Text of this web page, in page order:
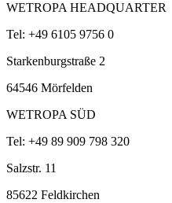
WETROPA HEADQUARTER
Tel: +49 6105 9756 0
Starkenburgstraße 2
64546 Mörfelden
WETROPA SÜD
Tel: +49 89 909 798 320
Salzstr. 11
85622 Feldkirchen